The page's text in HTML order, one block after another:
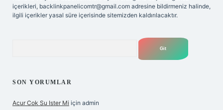
içerikleri, backlinkpanelicomtr@gmail.com adresine bildirmeniz halinde,
ilgili içerikler yasal süre içerisinde sitemizden kaldırılacaktır.
SON YORUMLAR
Acur Cok Su Ister Mi için admin